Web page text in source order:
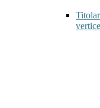
vertice